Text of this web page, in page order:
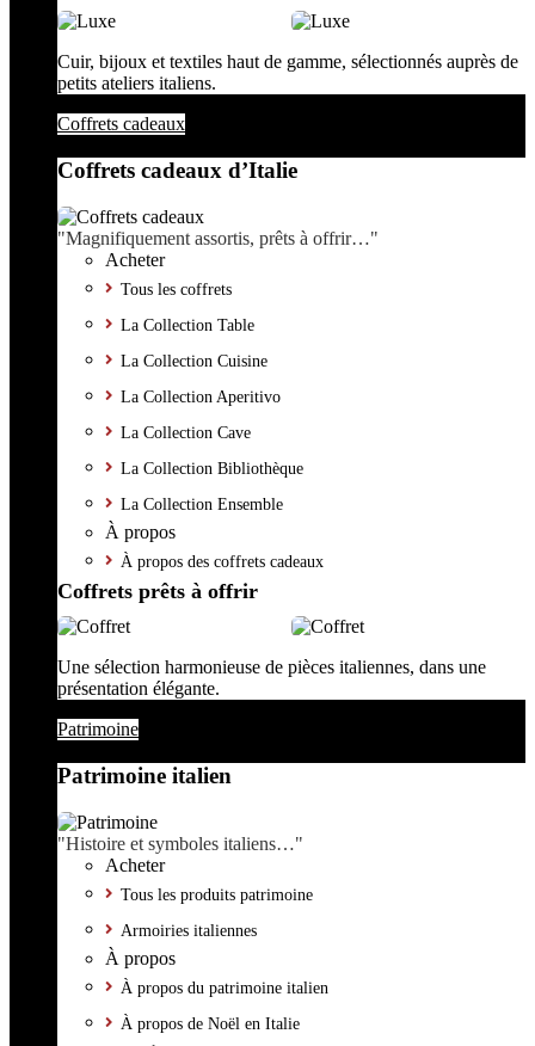
Cuir, bijoux et textiles haut de gamme, sélectionnés auprès de
petits ateliers italiens.
Coffrets cadeaux
Coffrets cadeaux d’Italie
"Magnifiquement assortis, prêts à offrir…"
Acheter
Tous les coffrets
La Collection Table
La Collection Cuisine
La Collection Aperitivo
La Collection Cave
La Collection Bibliothèque
La Collection Ensemble
À propos
À propos des coffrets cadeaux
Coffrets prêts à offrir
Une sélection harmonieuse de pièces italiennes, dans une
présentation élégante.
Patrimoine
Patrimoine italien
"Histoire et symboles italiens…"
Acheter
Tous les produits patrimoine
Armoiries italiennes
À propos
À propos du patrimoine italien
À propos de Noël en Italie